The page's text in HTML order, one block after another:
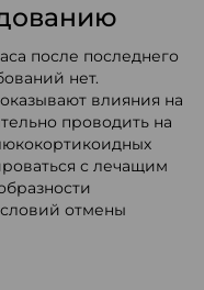
после последнего
нет.
влияния на
проводить на
с лечащим
отмены